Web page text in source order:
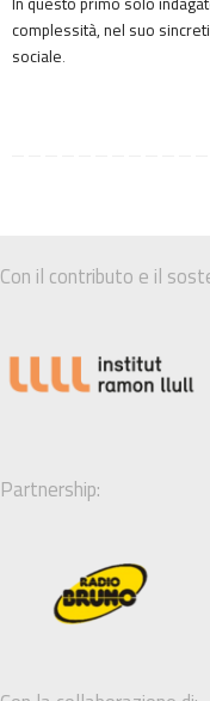
complessità, nel suo
sociale.
Con il contributo e il
Partnership: